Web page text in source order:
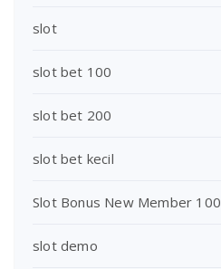
slot
slot bet 100
slot bet 200
slot bet kecil
Slot Bonus New Member 100
slot demo